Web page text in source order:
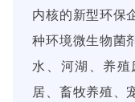
内核的新型环保
种环境微生物菌
水、河湖、养
居、畜牧养殖、